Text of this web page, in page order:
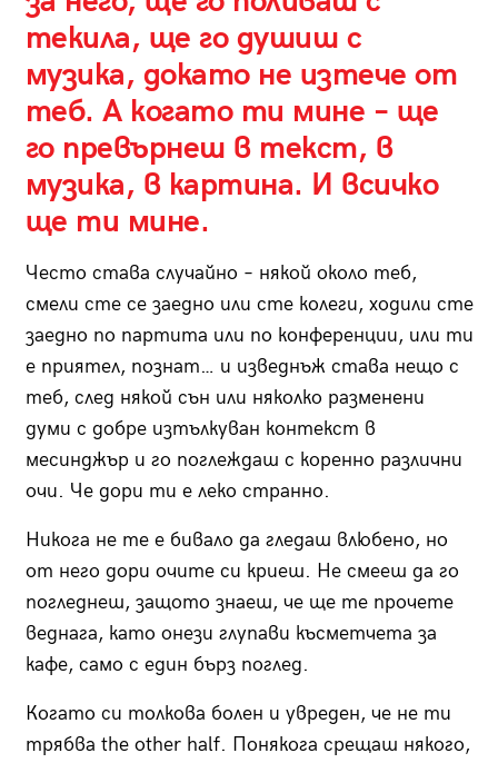
текила, ще го душиш с
музика, докато не изтече от
теб. А когато ти мине – ще
го превърнеш в текст, в
музика, в картина. И всичко
ще ти мине.
Често става случайно – някой около теб,
смели сте се заедно или сте колеги, ходили сте
заедно по партита или по конференции, или ти
е приятел, познат… и изведнъж става нещо с
теб, след някой сън или няколко разменени
думи с добре изтълкуван контекст в
месинджър и го поглеждаш с коренно различни
очи. Че дори ти е леко странно.
Никога не те е бивало да гледаш влюбено, но
от него дори очите си криеш. Не смееш да го
погледнеш, защото знаеш, че ще те прочете
веднага, като онези глупави късметчета за
кафе, само с един бърз поглед.
Когато си толкова болен и увреден, че не ти
трябва the other half. Понякога срещаш някого,